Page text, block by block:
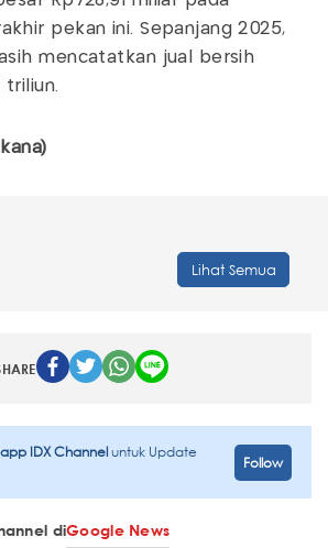
pekan ini. Sepanjang 2025,
mencatatkan jual bersih
triliun.
Lihat Semua
IDX Channeluntuk Update
Follow
diGoogle News